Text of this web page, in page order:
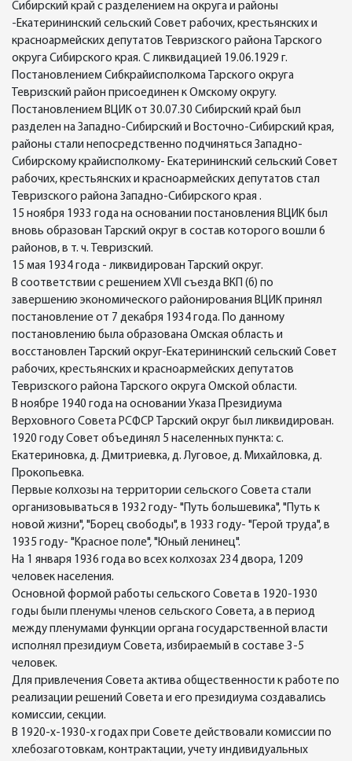
Сибирский край с разделением на округа и районы
-Екатерининский сельский Совет рабочих, крестьянских и
красноармейских депутатов Тевризского района Тарского
округа Сибирского края. С ликвидацией 19.06.1929 г.
Постановлением Сибкрайисполкома Тарского округа
Тевризский район присоединен к Омскому округу.
Постановлением ВЦИК от 30.07.30 Сибирский край был
разделен на Западно-Сибирский и Восточно-Сибирский края,
районы стали непосредственно подчиняться Западно-
Сибирскому крайисполкому- Екатерининский сельский Совет
рабочих, крестьянских и красноармейских депутатов стал
Тевризского района Западно-Сибирского края .
15 ноября 1933 года на основании постановления ВЦИК был
вновь образован Тарский округ в состав которого вошли 6
районов, в т. ч. Тевризский.
15 мая 1934 года - ликвидирован Тарский округ.
В соответствии с решением XVII съезда ВКП (б) по
завершению экономического районирования ВЦИК принял
постановление от 7 декабря 1934 года. По данному
постановлению была образована Омская область и
восстановлен Тарский округ-Екатерининский сельский Совет
рабочих, крестьянских и красноармейских депутатов
Тевризского района Тарского округа Омской области.
В ноябре 1940 года на основании Указа Президиума
Верховного Совета РСФСР Тарский округ был ликвидирован.
1920 году Совет объединял 5 населенных пункта: с.
Екатериновка, д. Дмитриевка, д. Луговое, д. Михайловка, д.
Прокопьевка.
Первые колхозы на территории сельского Совета стали
организовываться в 1932 году- "Путь большевика", "Путь к
новой жизни", "Борец свободы", в 1933 году- "Герой труда", в
1935 году- "Красное поле", "Юный ленинец".
На 1 января 1936 года во всех колхозах 234 двора, 1209
человек населения.
Основной формой работы сельского Совета в 1920-1930
годы были пленумы членов сельского Совета, а в период
между пленумами функции органа государственной власти
исполнял президиум Совета, избираемый в составе 3-5
человек.
Для привлечения Совета актива общественности к работе по
реализации решений Совета и его президиума создавались
комиссии, секции.
В 1920-х-1930-х годах при Совете действовали комиссии по
хлебозаготовкам, контрактации, учету индивидуальных